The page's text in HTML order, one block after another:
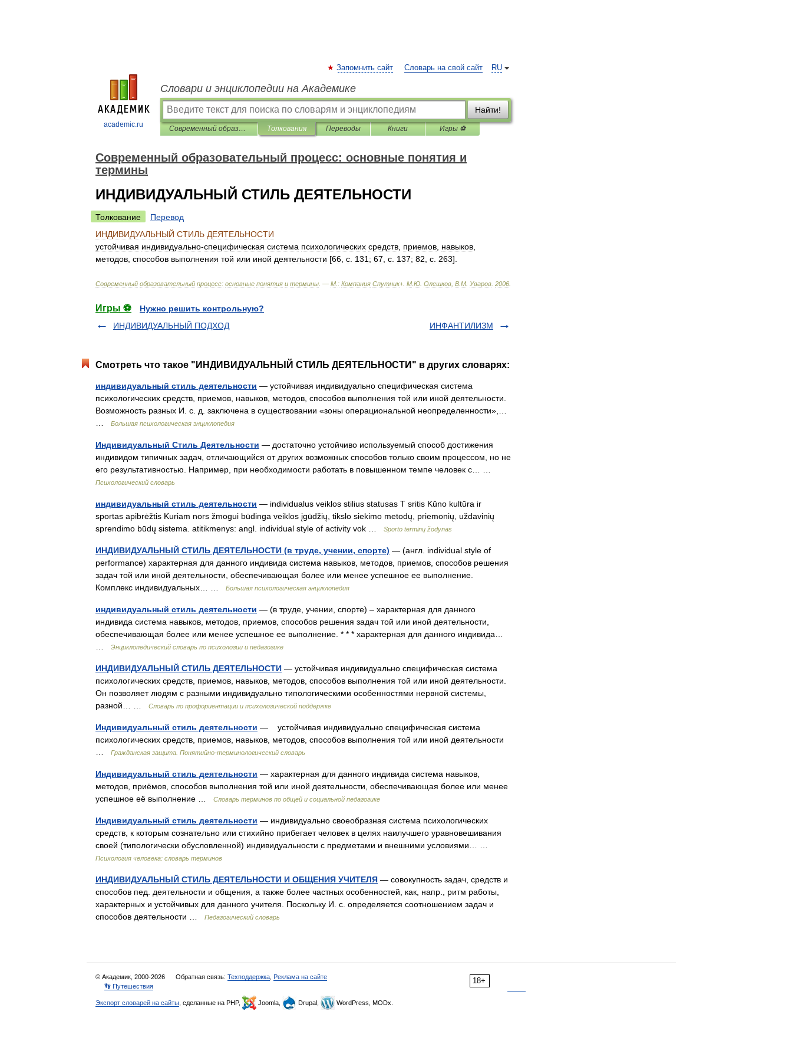
academic.ru
RU
Запомнить сайт Словарь на свой сайт
Словари и энциклопедии на Академике
Найти!
Современный образовательный процесс: основные понятия и термины Толкования Переводы Книги Игры ⚽
Современный образовательный процесс: основные понятия и
термины
ИНДИВИДУАЛЬНЫЙ СТИЛЬ ДЕЯТЕЛЬНОСТИ
Толкование
Перевод
ИНДИВИДУАЛЬНЫЙ СТИЛЬ ДЕЯТЕЛЬНОСТИ
устойчивая индивидуально-специфическая система психологических средств приемов навыков
методов способов выполнения той или иной деятельности [66 c 131 ; 67 c 137; 82 c 263].
Современный образовательный процесс: основные понятия и термины . — М : Компания Спутник+ М Ю Олешков В М Уваров 2006
Игры ⚽
Нужно решить контрольную?
ИНДИВИДУАЛЬНЫЙ ПОДХОД
ИНФАНТИЛИЗМ
Смотреть что такое "ИНДИВИДУАЛЬНЫЙ СТИЛЬ ДЕЯТЕЛЬНОСТИ" в других словарях:
индивидуальный стиль деятельности — устойчивая индивидуально специфическая система
психологических средств, приемов, навыков, методов, способов выполнения той или иной деятельности.
Возможность разных И. с. д. заключена в существовании «зоны операциональной неопределенности»,…
Большая психологическая энциклопедия
Индивидуальный Стиль Деятельности — достаточно устойчиво используемый способ достижения
индивидом типичных задач, отличающийся от других возможных способов только своим процессом, но не
его результативностью. Например, при необходимости работать в повышенном темпе человек с… …
Психологический словарь
индивидуальный стиль деятельности — individualus veiklos stilius statusas T sritis Kūno kultūra ir
sportas apibrėžtis Kuriam nors žmogui būdinga veiklos įgūdžių, tikslo siekimo metodų, priemonių, uždavinių
sprendimo būdų sistema. atitikmenys: angl. individual style of activity vok …
Sporto terminų žodynas
ИНДИВИДУАЛЬНЫЙ СТИЛЬ ДЕЯТЕЛЬНОСТИ (в труде, учении, спорте) — (англ. individual style of
performance) характерная для данного индивида система навыков, методов, приемов, способов решения
задач той или иной деятельности, обеспечивающая более или менее успешное ее выполнение.
Комплекс индивидуальных… …
Большая психологическая энциклопедия
индивидуальный стиль деятельности — (в труде, учении, спорте) – характерная для данного
индивида система навыков, методов, приемов, способов решения задач той или иной деятельности,
обеспечивающая более или менее успешное ее выполнение. * * * характерная для данного индивида…
Энциклопедический словарь по психологии и педагогике
ИНДИВИДУАЛЬНЫЙ СТИЛЬ ДЕЯТЕЛЬНОСТИ — устойчивая индивидуально специфическая система
психологических средств, приемов, навыков, методов, способов выполнения той или иной деятельности.
Он позволяет людям с разными индивидуально типологическими особенностями нервной системы,
разной… …
Словарь по профориентации и психологической поддержке
Индивидуальный стиль деятельности — устойчивая индивидуально специфическая система
психологических средств, приемов, навыков, методов, способов выполнения той или иной деятельности
Гражданская защита. Понятийно-терминологический словарь
Индивидуальный стиль деятельности — характерная для данного индивида система навыков,
методов, приёмов, способов выполнения той или иной деятельности, обеспечивающая более или менее
успешное её выполнение …
Словарь терминов по общей и социальной педагогике
Индивидуальный стиль деятельности — индивидуально своеобразная система психологических
средств, к которым сознательно или стихийно прибегает человек в целях наилучшего уравновешивания
своей (типологически обусловленной) индивидуальности с предметами и внешними условиями… …
Психология человека: словарь терминов
ИНДИВИДУАЛЬНЫЙ СТИЛЬ ДЕЯТЕЛЬНОСТИ И ОБЩЕНИЯ УЧИТЕЛЯ — совокупность задач, средств и
способов пед. деятельности и общения, а также более частных особенностей, как, напр., ритм работы,
характерных и устойчивых для данного учителя. Поскольку И. с. определяется соотношением задач и
способов деятельности …
Педагогический словарь
18+
© Академик, 2000-2026 Обратная связь: Техподдержка Реклама на сайте
👣 Путешествия
Экспорт словарей на сайты , сделанные на PHP, Joomla, Drupal, WordPress, MODx.